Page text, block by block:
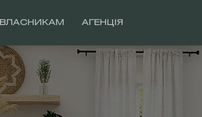
ВЛАСНИКАМ АГЕНЦІЯ